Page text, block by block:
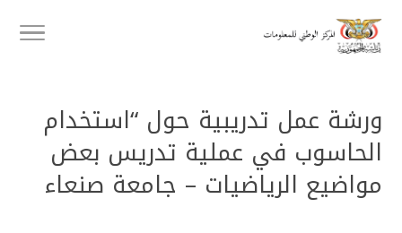
ورشة عمل تدريبية حول “استخدام
الحاسوب في عملية تدريس بعض
مواضيع الرياضيات – جامعة صنعاء